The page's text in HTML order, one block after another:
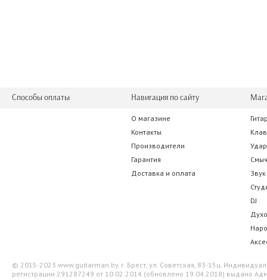
Ernie Ball 2008 Earthwood Rock & Blues 80/20
36.05 р.
Dean Markley
Способы оплаты Навигация по сайту
О магазине
Контакты
Производители
Гарантия
Доставка и оплата
Звук
DJ
© 2015-2023 www.guitarman.by. г. Брест, ул. Советская, 83-15ц.
регистрации 291287249 от 10.02.2014 (обновлено 19.04.2018) выдано